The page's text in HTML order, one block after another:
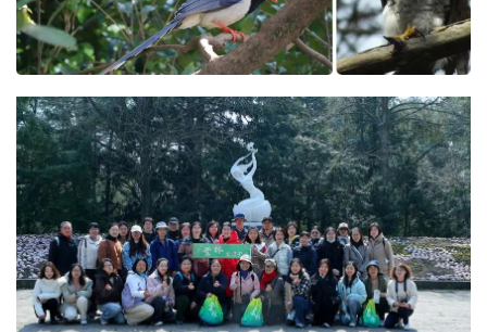
教
人
物
寺
院
巡
礼
视
频
登录 注册